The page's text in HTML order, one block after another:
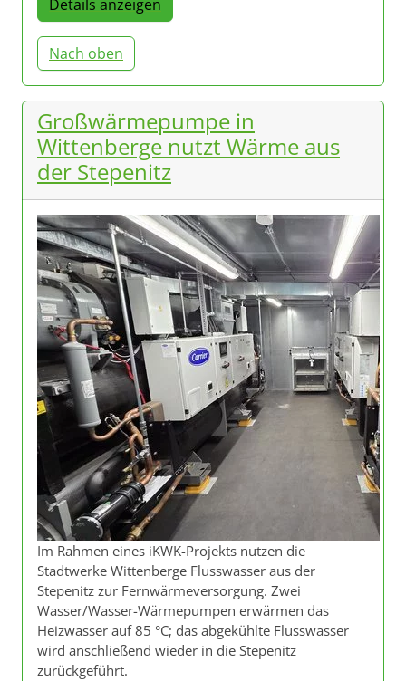
Details anzeigen
Nach oben
Großwärmepumpe in
Wittenberge nutzt Wärme aus
der Stepenitz
Im Rahmen eines iKWK-Projekts nutzen die
Stadtwerke Wittenberge Flusswasser aus der
Stepenitz zur Fernwärmeversorgung. Zwei
Wasser/Wasser-Wärmepumpen erwärmen das
Heizwasser auf 85 °C; das abgekühlte Flusswasser
wird anschließend wieder in die Stepenitz
zurückgeführt.